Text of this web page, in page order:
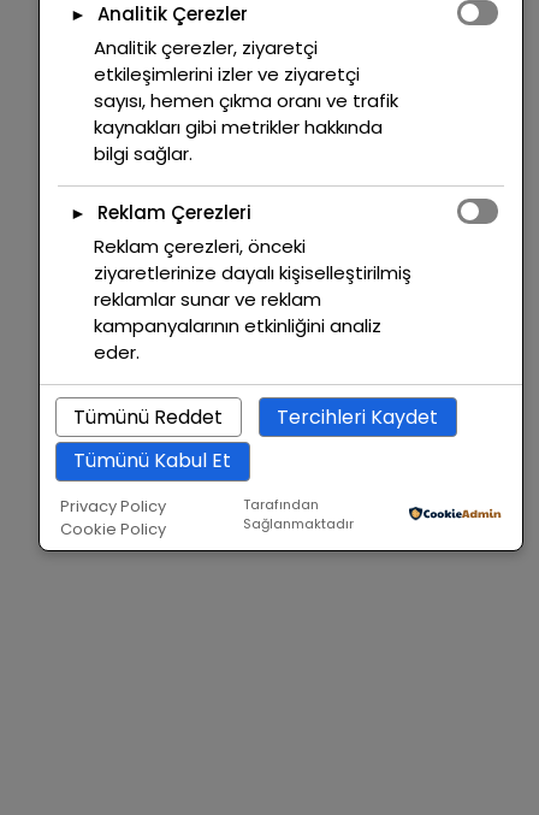
►
Analitik Çerezler
Analitik çerezler, ziyaretçi
etkileşimlerini izler ve ziyaretçi
sayısı, hemen çıkma oranı ve trafik
kaynakları gibi metrikler hakkında
bilgi sağlar.
►
Reklam Çerezleri
Reklam çerezleri, önceki
ziyaretlerinize dayalı kişiselleştirilmiş
reklamlar sunar ve reklam
kampanyalarının etkinliğini analiz
eder.
Tümünü Reddet
Tercihleri Kaydet
Tümünü Kabul Et
Privacy Policy
Cookie Policy
Tarafından
Sağlanmaktadır